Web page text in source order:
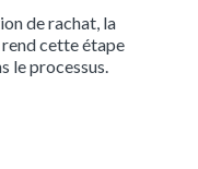
de rachat, la
cette étape
le processus.